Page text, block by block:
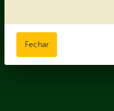
Fazer uma Manifestação
Fechar